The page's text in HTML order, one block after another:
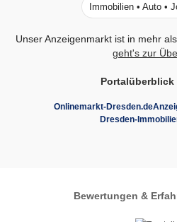
Immobilien • Auto •
Unser Anzeigenmarkt ist in mehr
geht's zur
Portalüberblick
Onlinemarkt-Dresden.de
Dresden-
Bewertungen &